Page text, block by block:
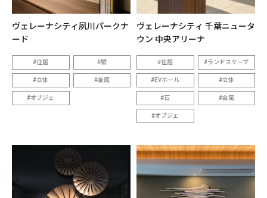
ヴェレーナシティ夙川パークナ
ード
住居 壁
立体 金属
オブジェ
ヴェレーナシティ 千葉ニュータ
ウン 中央アリーナ
住居 ランドスケープ
EVホール 立体
石 金属
オブジェ